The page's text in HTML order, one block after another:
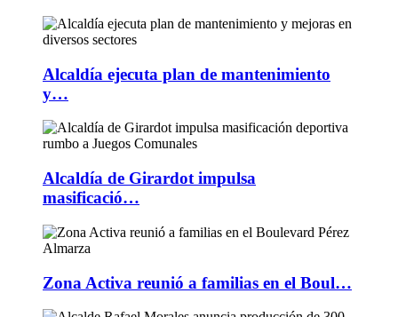
Alcaldía ejecuta plan de mantenimiento
y…
Alcaldía de Girardot impulsa
masificació…
Zona Activa reunió a familias en el Boul…